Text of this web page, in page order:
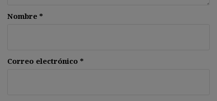
Nombre *
Correo electrónico *